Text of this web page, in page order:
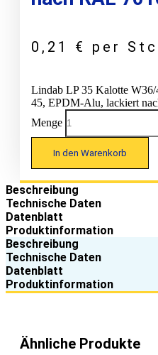
0,21 € per
Lindab LP 35 Kalotte
45, EPDM-Alu, lackiert
Menge
In den Warenkorb
Beschreibung
Technische Daten
Datenblatt
Produktinformation
Beschreibung
Technische Daten
Datenblatt
Produktinformation
Ähnliche Produkte